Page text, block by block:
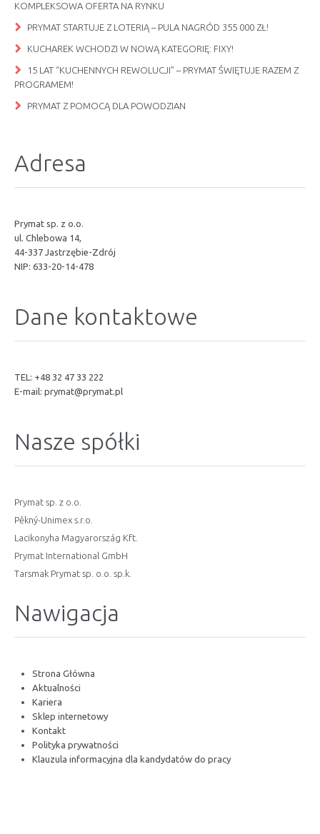
KOMPLEKSOWA OFERTA NA RYNKU
PRYMAT STARTUJE Z LOTERIĄ – PULA NAGRÓD 355 000 ZŁ!
KUCHAREK WCHODZI W NOWĄ KATEGORIĘ: FIXY!
15 LAT “KUCHENNYCH REWOLUCJI” – PRYMAT ŚWIĘTUJE RAZEM Z
PROGRAMEM!
PRYMAT Z POMOCĄ DLA POWODZIAN
Adresa
Prymat sp. z o.o.
ul. Chlebowa 14,
44-337 Jastrzębie-Zdrój
NIP: 633-20-14-478
Dane kontaktowe
TEL: +48 32 47 33 222
E-mail: prymat@prymat.pl
Nasze spółki
Prymat sp. z o.o.
Pěkný-Unimex s.r.o.
Lacikonyha Magyarország Kft.
Prymat International GmbH
Tarsmak Prymat sp. o.o. sp.k.
Nawigacja
Strona Główna
Aktualności
Kariera
Sklep internetowy
Kontakt
Polityka prywatności
Klauzula informacyjna dla kandydatów do pracy